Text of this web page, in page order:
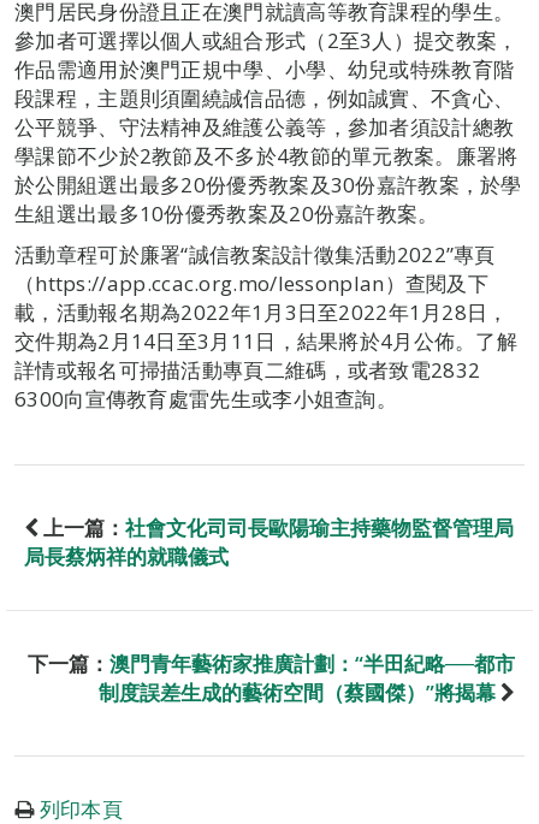
澳門居民身份證且正在澳門就讀高等教育課程的學生。
參加者可選擇以個人或組合形式（2至3人）提交教案，
作品需適用於澳門正規中學、小學、幼兒或特殊教育階
段課程，主題則須圍繞誠信品德，例如誠實、不貪心、
公平競爭、守法精神及維護公義等，參加者須設計總教
學課節不少於2教節及不多於4教節的單元教案。廉署將
於公開組選出最多20份優秀教案及30份嘉許教案，於學
生組選出最多10份優秀教案及20份嘉許教案。
活動章程可於廉署“誠信教案設計徵集活動2022”專頁
（https://app.ccac.org.mo/lessonplan）查閱及下
載，活動報名期為2022年1月3日至2022年1月28日，
交件期為2月14日至3月11日，結果將於4月公佈。了解
詳情或報名可掃描活動專頁二維碼，或者致電2832
6300向宣傳教育處雷先生或李小姐查詢。
上一篇： 社會文化司司長歐陽瑜主持藥物監督管理局
局長蔡炳祥的就職儀式
下一篇： 澳門青年藝術家推廣計劃：“半田紀略──都市
制度誤差生成的藝術空間（蔡國傑）”將揭幕
列印本頁